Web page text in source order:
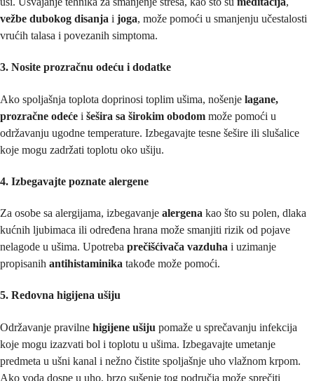
vežbe dubokog disanja i joga, može pomoći u smanjenju učestalosti
vrućih talasa i povezanih simptoma.
3. Nosite prozračnu odeću i dodatke
Ako spoljašnja toplota doprinosi toplim ušima, nošenje lagane,
prozračne odeće i šešira sa širokim obodom može pomoći u
održavanju ugodne temperature. Izbegavajte tesne šešire ili slušalice
koje mogu zadržati toplotu oko ušiju.
4. Izbegavajte poznate alergene
Za osobe sa alergijama, izbegavanje alergena kao što su polen, dlaka
kućnih ljubimaca ili određena hrana može smanjiti rizik od pojave
nelagode u ušima. Upotreba prečišćivača vazduha i uzimanje
propisanih antihistaminika takođe može pomoći.
5. Redovna higijena ušiju
Održavanje pravilne higijene ušiju pomaže u sprečavanju infekcija
koje mogu izazvati bol i toplotu u ušima. Izbegavajte umetanje
predmeta u ušni kanal i nežno čistite spoljašnje uho vlažnom krpom.
Ako voda dospe u uho, brzo sušenje tog područja može sprečiti